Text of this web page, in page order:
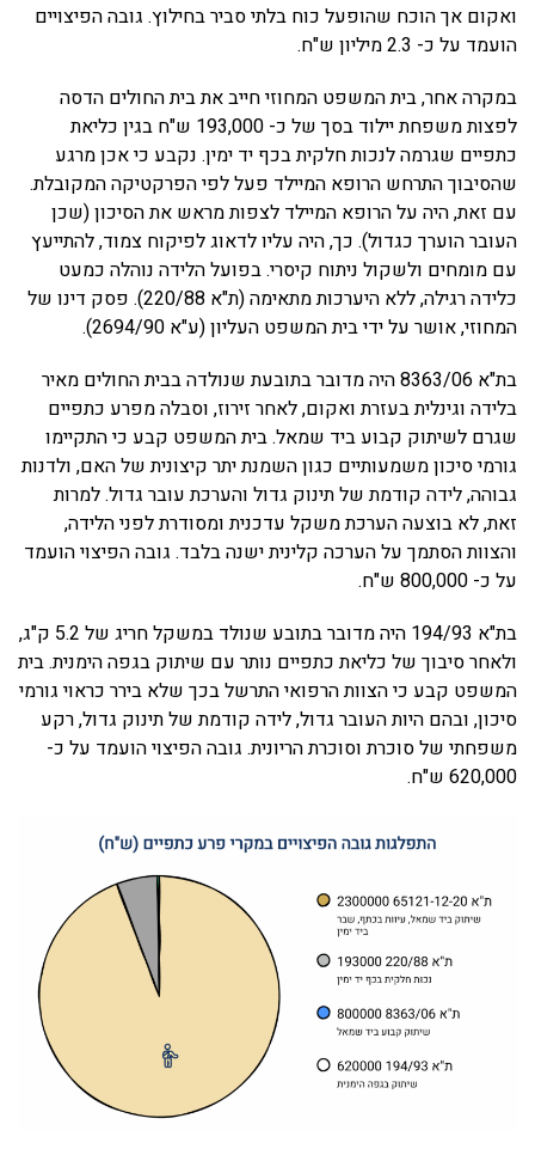
ואקום אך הוכח שהופעל כוח בלתי סביר בחילוץ. גובה הפיצויים
הועמד על כ- 2.3 מיליון ש"ח.
במקרה אחר, בית המשפט המחוזי חייב את בית החולים הדסה
לפצות משפחת יילוד בסך של כ- 193,000 ש"ח בגין כליאת
כתפיים שגרמה לנכות חלקית בכף יד ימין. נקבע כי אכן מרגע
שהסיבוך התרחש הרופא המיילד פעל לפי הפרקטיקה המקובלת.
עם זאת, היה על הרופא המיילד לצפות מראש את הסיכון (שכן
העובר הוערך כגדול). כך, היה עליו לדאוג לפיקוח צמוד, להתייעץ
עם מומחים ולשקול ניתוח קיסרי. בפועל הלידה נוהלה כמעט
כלידה רגילה, ללא היערכות מתאימה (ת"א 220/88). פסק דינו של
המחוזי, אושר על ידי בית המשפט העליון (ע"א 2694/90).
בת"א 8363/06 היה מדובר בתובעת שנולדה בבית החולים מאיר
בלידה וגינלית בעזרת ואקום, לאחר זירוז, וסבלה מפרע כתפיים
שגרם לשיתוק קבוע ביד שמאל. בית המשפט קבע כי התקיימו
גורמי סיכון משמעותיים כגון השמנת יתר קיצונית של האם, ולדנות
גבוהה, לידה קודמת של תינוק גדול והערכת עובר גדול. למרות
זאת, לא בוצעה הערכת משקל עדכנית ומסודרת לפני הלידה,
והצוות הסתמך על הערכה קלינית ישנה בלבד. גובה הפיצוי הועמד
על כ- 800,000 ש"ח.
בת"א 194/93 היה מדובר בתובע שנולד במשקל חריג של 5.2 ק"ג,
ולאחר סיבוך של כליאת כתפיים נותר עם שיתוק בגפה הימנית. בית
המשפט קבע כי הצוות הרפואי התרשל בכך שלא בירר כראוי גורמי
סיכון, ובהם היות העובר גדול, לידה קודמת של תינוק גדול, רקע
משפחתי של סוכרת וסוכרת הריונית. גובה הפיצוי הועמד על כ-
620,000 ש"ח.